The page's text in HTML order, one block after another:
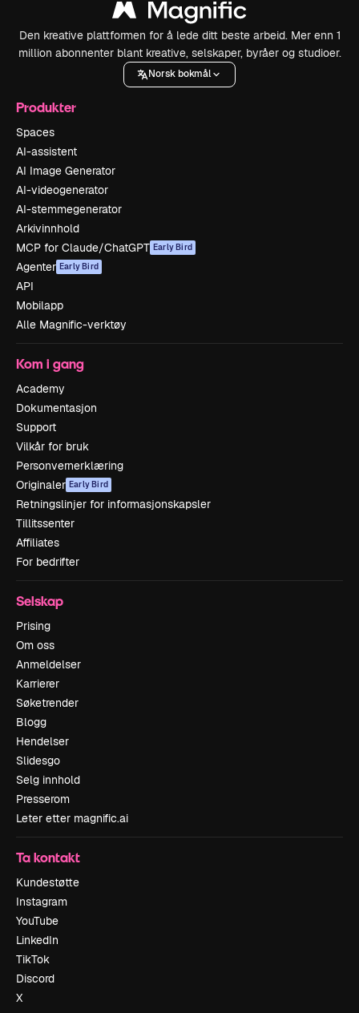
Den kreative plattformen for å lede ditt beste arbeid. Mer enn 1
million abonnenter blant kreative, selskaper, byråer og studioer.
Norsk bokmål
Produkter
Spaces
AI-assistent
AI Image Generator
AI-videogenerator
AI-stemmegenerator
Arkivinnhold
MCP for Claude/ChatGPT Early Bird
Agenter Early Bird
API
Mobilapp
Alle Magnific-verktøy
Kom i gang
Academy
Dokumentasjon
Support
Vilkår for bruk
Personvernerklæring
Originaler Early Bird
Retningslinjer for informasjonskapsler
Tillitssenter
Affiliates
For bedrifter
Selskap
Prising
Om oss
Anmeldelser
Karrierer
Søketrender
Blogg
Hendelser
Slidesgo
Selg innhold
Presserom
Leter etter magnific.ai
Ta kontakt
Kundestøtte
Instagram
YouTube
LinkedIn
TikTok
Discord
X